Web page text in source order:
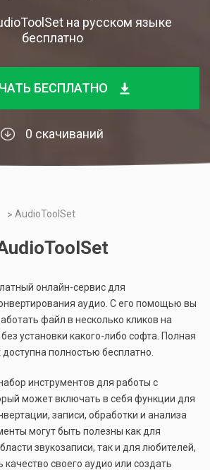
на русском языке
бесплатно
БЕСПЛАТНО
0 скачиваний
AudioToolSet
онлайн-сервис для
аудио. С его помощью вы
файл в несколько кликов на
установки какого-либо софта. Полная
полностью бесплатно.
инструментов для работы с
может включать в себя функции для
записи, обработки и анализа
могут быть полезны как для
звукозаписи, так и для любителей,
своего аудио или создать